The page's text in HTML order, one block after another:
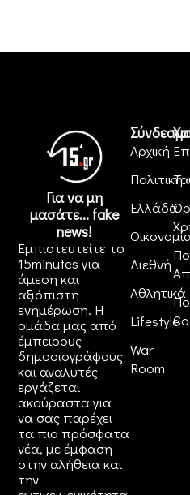
Για να μη
μασάτε... fake
news!
Εμπιστευτείτε το
15minutes για
άμεση και
αξιόπιστη
ενημέρωση. Η
ομάδα μας από
έμπειρους
δημοσιογράφους
και αναλυτές
εργάζεται
ακούραστα για
να σας παρέχει
τα πιο πρόσφατα
νέα, με έμφαση
στην αλήθεια και
την
Αρχική
Πολιτική
Ελλάδα
Διεθνή
Αθλητικά
Lifestyle
War
Room